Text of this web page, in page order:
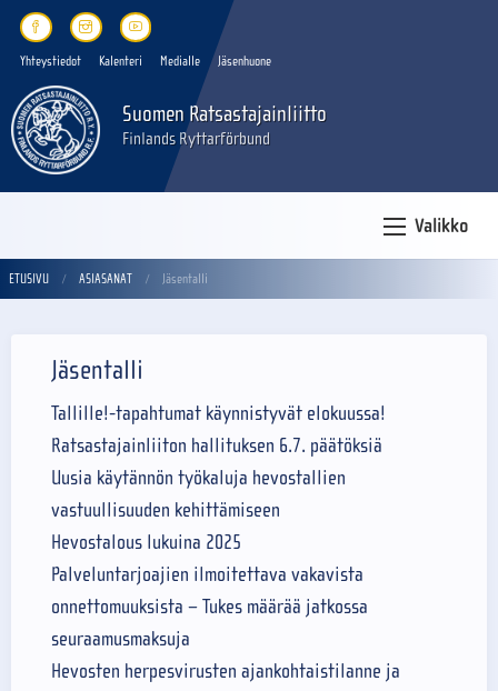
Yhteystiedot Kalenteri Medialle Jäsenhuone
Suomen Ratsastajainliitto
Finlands Ryttarförbund
Valikko
ETUSIVU ASIASANAT Jäsentalli
Jäsentalli
Tallille!-tapahtumat käynnistyvät elokuussa!
Ratsastajainliiton hallituksen 6.7. päätöksiä
Uusia käytännön työkaluja hevostallien
vastuullisuuden kehittämiseen
Hevostalous lukuina 2025
Palveluntarjoajien ilmoitettava vakavista
onnettomuuksista – Tukes määrää jatkossa
seuraamusmaksuja
Hevosten herpesvirusten ajankohtaistilanne ja